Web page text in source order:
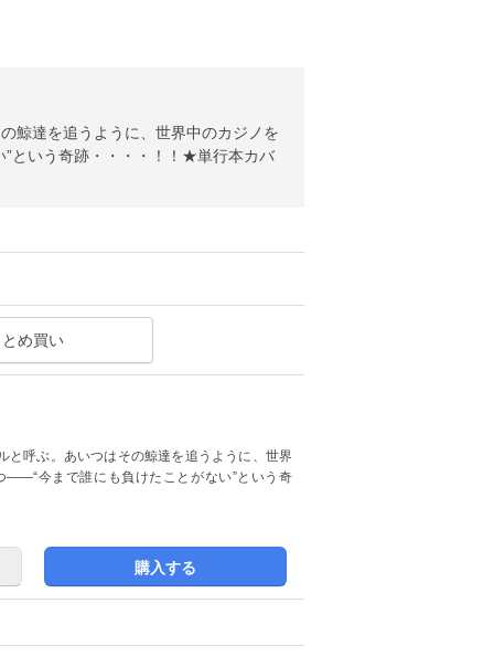
鯨達を追うように、世界中のカジノを
という奇跡・・・・！！★単行本カバ
め買い
と呼ぶ。あいつはその鯨達を追うように、世界
――“今まで誰にも負けたことがない”という奇
購入する